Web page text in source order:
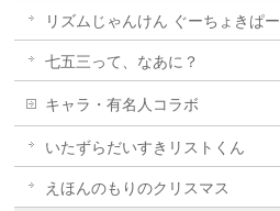
リズムじゃんけん ぐーちょきぱー
七五三って、なあに？
キャラ・有名人コラボ
いたずらだいすきリストくん
えほんのもりのクリスマス